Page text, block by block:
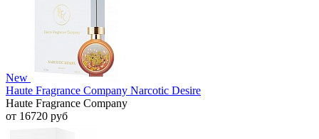
New
Haute Fragrance Company Narcotic Desire
Haute Fragrance Company
от 16720 руб